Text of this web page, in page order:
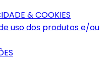
& COOKIES
uso dos produtos e/ou